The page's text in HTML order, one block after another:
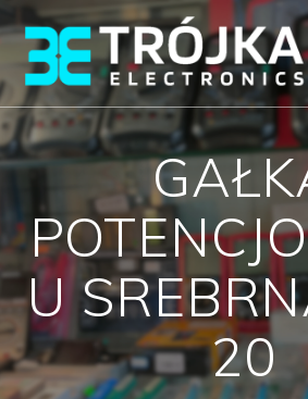
Przejdź
do
treści
U
20